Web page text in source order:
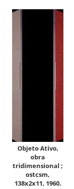
Objeto Ativo,
obra
tridimensional ;
ostcsm,
138x2x11, 1960.